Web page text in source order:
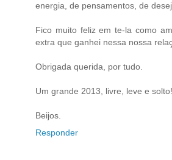
energia, de pensamentos, de
Fico muito feliz em te-la como
extra que ganhei nessa nossa
Obrigada querida, por tudo.
Um grande 2013, livre, leve e
Beijos.
Responder